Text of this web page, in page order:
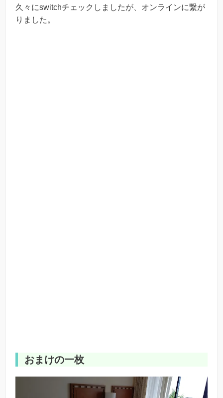
久々にswitchチェックしましたが、オンラインに繋が
りました。
おまけの一枚